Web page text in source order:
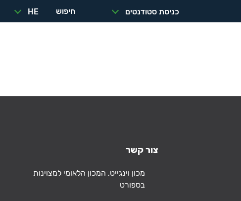
כניסת סטודנטים חיפוש HE
צור קשר
כתובת
מכון וינגייט, המכון הלאומי למצוינות
בספורט